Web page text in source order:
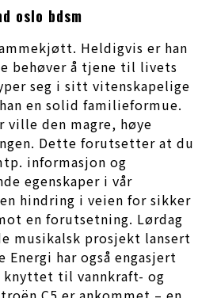
oslo bdsm
Heldigvis er han
behøver å tjene til livets
seg i sitt vitenskapelige
en solid familieformue.
ville den magre, høye
Dette forutsetter at du
informasjon og
egenskaper i vår
hindring i veien for sikker
en forutsetning. Lørdag
musikalsk prosjekt lansert
har også engasjert
knyttet til vannkraft- og